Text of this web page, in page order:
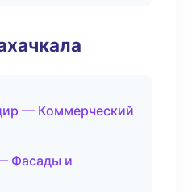
— Коммерческий
Фасады и